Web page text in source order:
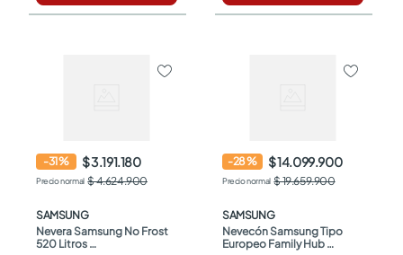
-31% $ 3.191.180
$ 4.624.900
SAMSUNG
Nevera Samsung No Frost
520 Litros
-28% $ 14.099.900
$ 19.659.900
SAMSUNG
Nevecón Samsung Tipo
Europeo Family Hub